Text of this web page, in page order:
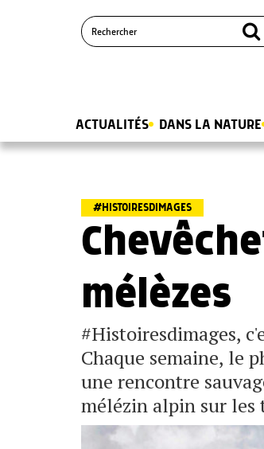
ACTUALITÉS DANS LA NATURE
#HISTOIRESDIMAGES
mélèzes
#Histoiresdimages,
Chaque semaine, le
une rencontre
mélézin alpin sur les